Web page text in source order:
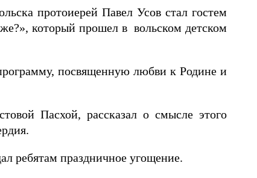
протоиерей Павел Усов стал гостем
который прошел в вольском детском
посвященную любви к Родине и
Пасхой, рассказал о смысле этого
ребятам праздничное угощение.